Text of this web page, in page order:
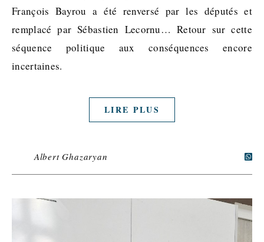
François Bayrou a été renversé par les députés et
remplacé par Sébastien Lecornu… Retour sur cette
séquence politique aux conséquences encore
incertaines.
LIRE PLUS
Albert Ghazaryan